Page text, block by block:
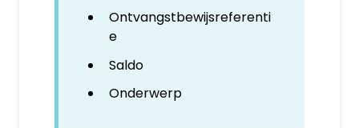
Ontvangstbewijsreferenti
e
Saldo
Onderwerp